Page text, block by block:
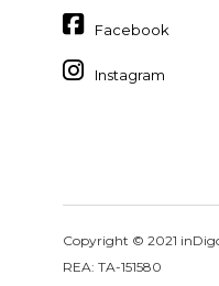
Facebook
Instagram
Copyright © 2021
REA: TA-151580